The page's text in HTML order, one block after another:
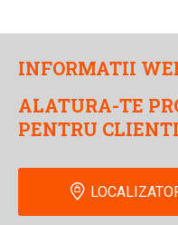
INFORMATII
ALATURA-TE
PENTRU